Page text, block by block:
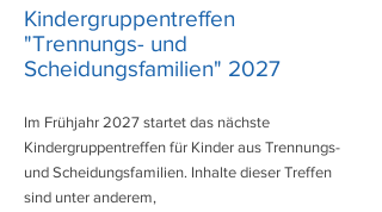
Kindergruppentreffen
"Trennungs- und
Scheidungsfamilien" 2027
Im Frühjahr 2027 startet das nächste
Kindergruppentreffen für Kinder aus Trennungs-
und Scheidungsfamilien. Inhalte dieser Treffen
sind unter anderem,